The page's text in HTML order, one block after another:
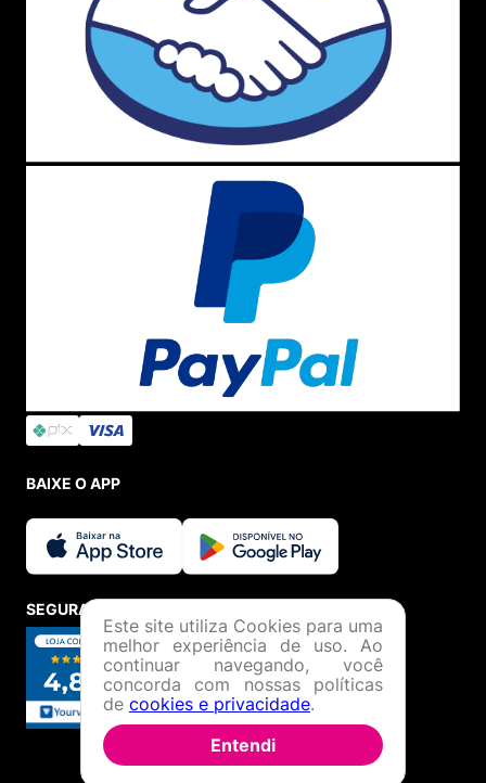
BAIXE O APP
SEGURANÇA E CREDIBILIDADE
Este site utiliza Cookies para uma
melhor experiência de uso. Ao
continuar navegando, você
concorda com nossas políticas
de cookies e privacidade.
Entendi